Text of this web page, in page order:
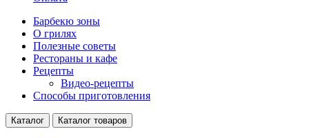
Барбекю зоны
О грилях
Полезные советы
Рестораны и кафе
Рецепты
Видео-рецепты
Способы приготовления
Каталог Каталог товаров